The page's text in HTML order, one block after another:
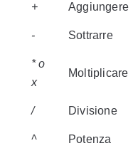
+ Aggiungere
- Sottrarre
* o
x
Moltiplicare
/ Divisione
^ Potenza